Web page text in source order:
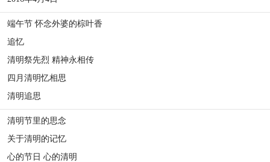
端午节 怀念外婆的棕叶香
追忆
清明祭先烈 精神永相传
四月清明忆相思
清明追思
清明节里的思念
关于清明的记忆
心的节日 心的清明